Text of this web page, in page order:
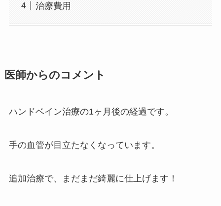
治療費用
医師からのコメント
ハンドベイン治療の1ヶ月後の経過です。
手の血管が目立たなくなっています。
追加治療で、まだまだ綺麗に仕上げます！